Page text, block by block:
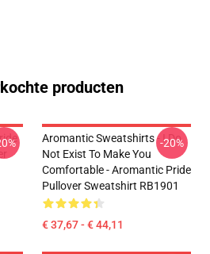
producten
Aromantic Sweatshirts - I Do
Not Exist To Make You
Comfortable - Aromantic Pride
Pullover Sweatshirt RB1901
€ 37,67 - € 44,11
-20%